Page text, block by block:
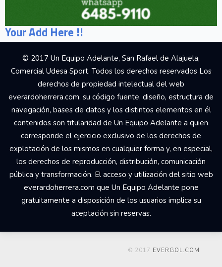
Your Add Here !!
© 2017 Un Equipo Adelante, San Rafael de Alajuela,
Comercial Udesa Sport. Todos los derechos reservados Los
derechos de propiedad intelectual del web
everardoherrera.com, su código fuente, diseño, estructura de
navegación, bases de datos y los distintos elementos en él
contenidos son titularidad de Un Equipo Adelante a quien
corresponde el ejercicio exclusivo de los derechos de
explotación de los mismos en cualquier forma y, en especial,
los derechos de reproducción, distribución, comunicación
pública y transformación. El acceso y utilización del sitio web
everardoherrera.com que Un Equipo Adelante pone
gratuitamente a disposición de los usuarios implica su
aceptación sin reservas.
© 2017 EVERGOL.COM